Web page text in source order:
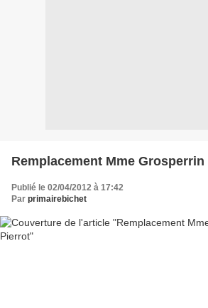
Remplacement Mme
Publié le 02/04/2012 à 17:42
Par primairebichet